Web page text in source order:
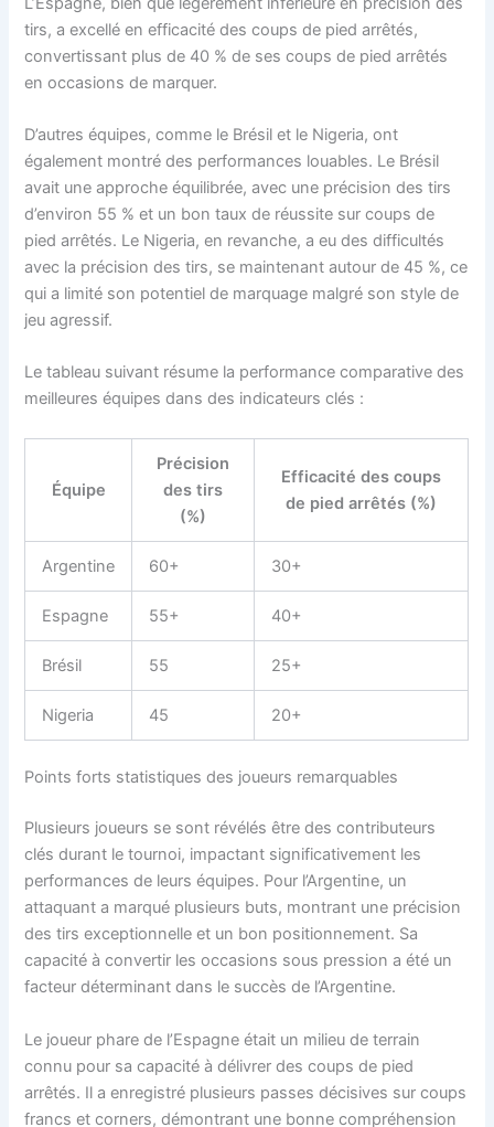
tirs, a excellé en efficacité des coups de pied arrêtés,
convertissant plus de 40 % de ses coups de pied arrêtés
en occasions de marquer.
D’autres équipes, comme le Brésil et le Nigeria, ont
également montré des performances louables. Le Brésil
avait une approche équilibrée, avec une précision des tirs
d’environ 55 % et un bon taux de réussite sur coups de
pied arrêtés. Le Nigeria, en revanche, a eu des difficultés
avec la précision des tirs, se maintenant autour de 45 %, ce
qui a limité son potentiel de marquage malgré son style de
jeu agressif.
Le tableau suivant résume la performance comparative des
meilleures équipes dans des indicateurs clés :
Équipe
Précision
des tirs
(%)
Efficacité des coups
de pied arrêtés (%)
Argentine 60+ 30+
Espagne 55+ 40+
Brésil 55 25+
Nigeria 45 20+
Points forts statistiques des joueurs remarquables
Plusieurs joueurs se sont révélés être des contributeurs
clés durant le tournoi, impactant significativement les
performances de leurs équipes. Pour l’Argentine, un
attaquant a marqué plusieurs buts, montrant une précision
des tirs exceptionnelle et un bon positionnement. Sa
capacité à convertir les occasions sous pression a été un
facteur déterminant dans le succès de l’Argentine.
Le joueur phare de l’Espagne était un milieu de terrain
connu pour sa capacité à délivrer des coups de pied
arrêtés. Il a enregistré plusieurs passes décisives sur coups
francs et corners, démontrant une bonne compréhension